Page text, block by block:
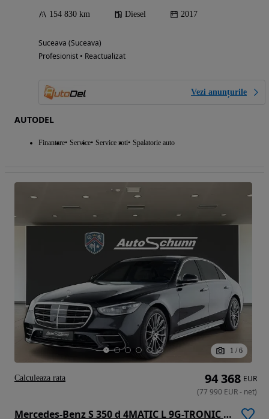
154 830 km Diesel 2017
Suceava (Suceava)
Profesionist • Reactualizat
Vezi anunțurile
AUTODEL
Finantare Service Service roti Spalatorie auto
1 / 6
Mercedes-Benz S 350 d 4MATIC L 9G-TRONIC Edition
94 368 EUR
(77 990 EUR- net)
Calculeaza rata